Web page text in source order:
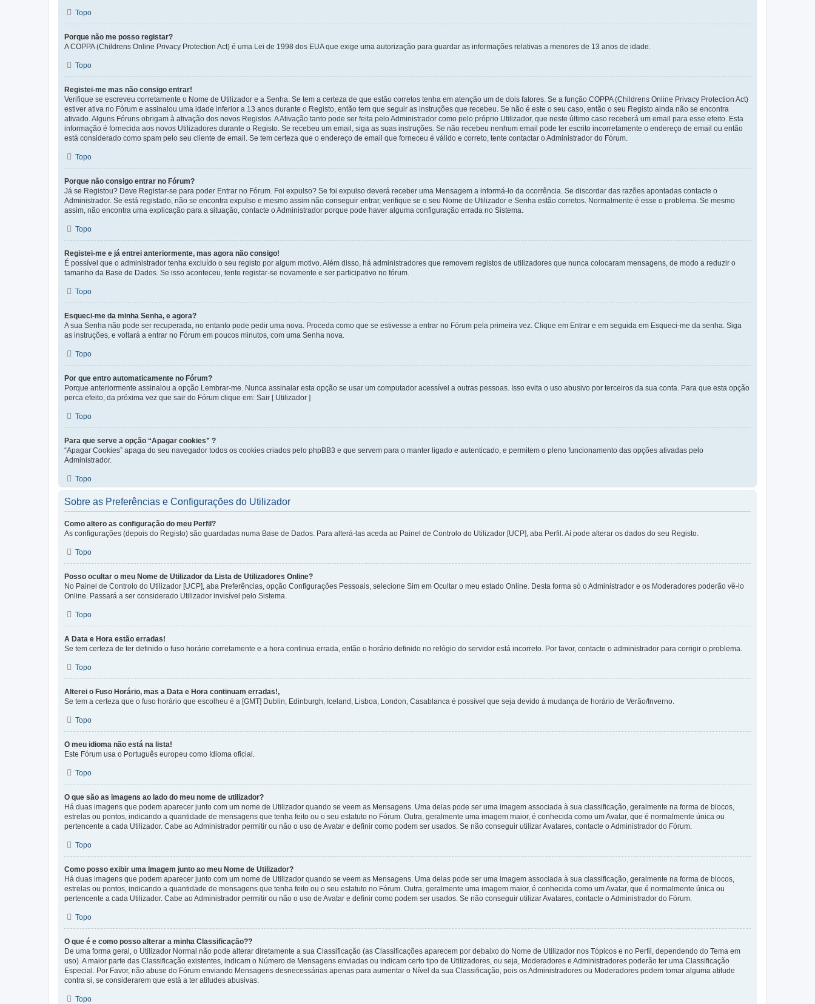
Topo
Porque não me posso registar?
A COPPA (Childrens Online Privacy Protection Act) é uma Lei de 1998 dos EUA que exige uma autorização para guardar as informações relativas a menores de 13 anos de idade.
Topo
Registei-me mas não consigo entrar!
Verifique se escreveu corretamente o Nome de Utilizador e a Senha. Se tem a certeza de que estão corretos tenha em atenção um de dois fatores. Se a função COPPA (Childrens Online Privacy Protection Act)
estiver ativa no Fórum e assinalou uma idade inferior a 13 anos durante o Registo, então tem que seguir as instruções que recebeu. Se não é este o seu caso, então o seu Registo ainda não se encontra
ativado. Alguns Fóruns obrigam à ativação dos novos Registos. A Ativação tanto pode ser feita pelo Administrador como pelo próprio Utilizador, que neste último caso receberá um email para esse efeito. Esta
informação é fornecida aos novos Utilizadores durante o Registo. Se recebeu um email, siga as suas instruções. Se não recebeu nenhum email pode ter escrito incorretamente o endereço de email ou então
está considerado como spam pelo seu cliente de email. Se tem certeza que o endereço de email que forneceu é válido e correto, tente contactar o Administrador do Fórum.
Topo
Porque não consigo entrar no Fórum?
Já se Registou? Deve Registar-se para poder Entrar no Fórum. Foi expulso? Se foi expulso deverá receber uma Mensagem a informá-lo da ocorrência. Se discordar das razões apontadas contacte o
Administrador. Se está registado, não se encontra expulso e mesmo assim não conseguir entrar, verifique se o seu Nome de Utilizador e Senha estão corretos. Normalmente é esse o problema. Se mesmo
assim, não encontra uma explicação para a situação, contacte o Administrador porque pode haver alguma configuração errada no Sistema.
Topo
Registei-me e já entrei anteriormente, mas agora não consigo!
É possível que o administrador tenha excluído o seu registo por algum motivo. Além disso, há administradores que removem registos de utilizadores que nunca colocaram mensagens, de modo a reduzir o
tamanho da Base de Dados. Se isso aconteceu, tente registar-se novamente e ser participativo no fórum.
Topo
Esqueci-me da minha Senha, e agora?
A sua Senha não pode ser recuperada, no entanto pode pedir uma nova. Proceda como que se estivesse a entrar no Fórum pela primeira vez. Clique em Entrar e em seguida em Esqueci-me da senha. Siga
as instruções, e voltará a entrar no Fórum em poucos minutos, com uma Senha nova.
Topo
Por que entro automaticamente no Fórum?
Porque anteriormente assinalou a opção Lembrar-me. Nunca assinalar esta opção se usar um computador acessível a outras pessoas. Isso evita o uso abusivo por terceiros da sua conta. Para que esta opção
perca efeito, da próxima vez que sair do Fórum clique em: Sair [ Utilizador ]
Topo
Para que serve a opção “Apagar cookies” ?
“Apagar Cookies” apaga do seu navegador todos os cookies criados pelo phpBB3 e que servem para o manter ligado e autenticado, e permitem o pleno funcionamento das opções ativadas pelo
Administrador.
Topo
Sobre as Preferências e Configurações do Utilizador
Como altero as configuração do meu Perfil?
As configurações (depois do Registo) são guardadas numa Base de Dados. Para alterá-las aceda ao Painel de Controlo do Utilizador [UCP], aba Perfil. Aí pode alterar os dados do seu Registo.
Topo
Posso ocultar o meu Nome de Utilizador da Lista de Utilizadores Online?
No Painel de Controlo do Utilizador [UCP], aba Preferências, opção Configurações Pessoais, selecione Sim em Ocultar o meu estado Online. Desta forma só o Administrador e os Moderadores poderão vê-lo
Online. Passará a ser considerado Utilizador invisível pelo Sistema.
Topo
A Data e Hora estão erradas!
Se tem certeza de ter definido o fuso horário corretamente e a hora continua errada, então o horário definido no relógio do servidor está incorreto. Por favor, contacte o administrador para corrigir o problema.
Topo
Alterei o Fuso Horário, mas a Data e Hora continuam erradas!,
Se tem a certeza que o fuso horário que escolheu é a [GMT] Dublin, Edinburgh, Iceland, Lisboa, London, Casablanca é possível que seja devido à mudança de horário de Verão/Inverno.
Topo
O meu idioma não está na lista!
Este Fórum usa o Português europeu como Idioma oficial.
Topo
O que são as imagens ao lado do meu nome de utilizador?
Há duas imagens que podem aparecer junto com um nome de Utilizador quando se veem as Mensagens. Uma delas pode ser uma imagem associada à sua classificação, geralmente na forma de blocos,
estrelas ou pontos, indicando a quantidade de mensagens que tenha feito ou o seu estatuto no Fórum. Outra, geralmente uma imagem maior, é conhecida como um Avatar, que é normalmente única ou
pertencente a cada Utilizador. Cabe ao Administrador permitir ou não o uso de Avatar e definir como podem ser usados. Se não conseguir utilizar Avatares, contacte o Administrador do Fórum.
Topo
Como posso exibir uma Imagem junto ao meu Nome de Utilizador?
Há duas imagens que podem aparecer junto com um nome de Utilizador quando se veem as Mensagens. Uma delas pode ser uma imagem associada à sua classificação, geralmente na forma de blocos,
estrelas ou pontos, indicando a quantidade de mensagens que tenha feito ou o seu estatuto no Fórum. Outra, geralmente uma imagem maior, é conhecida como um Avatar, que é normalmente única ou
pertencente a cada Utilizador. Cabe ao Administrador permitir ou não o uso de Avatar e definir como podem ser usados. Se não conseguir utilizar Avatares, contacte o Administrador do Fórum.
Topo
O que é e como posso alterar a minha Classificação??
De uma forma geral, o Utilizador Normal não pode alterar diretamente a sua Classificação (as Classificações aparecem por debaixo do Nome de Utilizador nos Tópicos e no Perfil, dependendo do Tema em
uso). A maior parte das Classificação existentes, indicam o Número de Mensagens enviadas ou indicam certo tipo de Utilizadores, ou seja, Moderadores e Administradores poderão ter uma Classificação
Especial. Por Favor, não abuse do Fórum enviando Mensagens desnecessárias apenas para aumentar o Nível da sua Classificação, pois os Administradores ou Moderadores podem tomar alguma atitude
contra si, se considerarem que está a ter atitudes abusivas.
Topo